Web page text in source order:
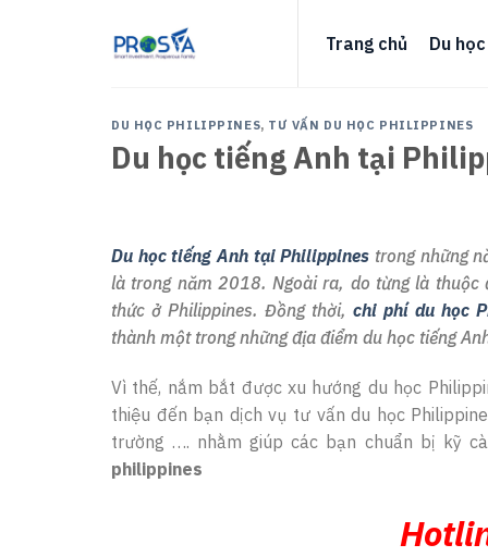
Trang chủ Du học
DU HỌC PHILIPPINES, TƯ VẤN DU HỌC PHILIPPINES
Du học tiếng Anh tại
Du học tiếng Anh tại Philippines trong những
là trong năm 2018. Ngoài ra, do từng là thuộc
thức ở Philippines. Đồng thời, chi phí du học
thành một trong những địa điểm du học tiếng
Vì thế, nắm bắt được xu hướng du học
thiệu đến bạn dịch vụ tư vấn du học
trường …. nhằm giúp các bạn chuẩn bị kỹ
philippines